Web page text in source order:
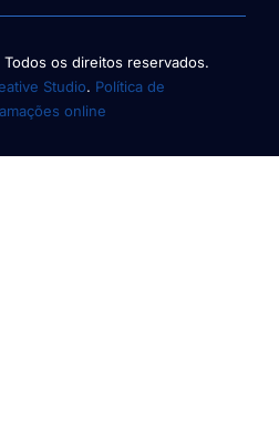
Todos os direitos reservados.
Studio. Política de
online